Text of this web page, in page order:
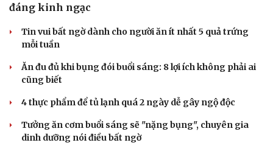
đáng kinh ngạc
Tin vui bất ngờ dành cho người ăn ít nhất 5 quả trứng
mỗi tuần
Ăn đu đủ khi bụng đói buổi sáng: 8 lợi ích không phải ai
cũng biết
4 thực phẩm để tủ lạnh quá 2 ngày dễ gây ngộ độc
Tưởng ăn cơm buổi sáng sẽ "nặng bụng", chuyên gia
dinh dưỡng nói điều bất ngờ